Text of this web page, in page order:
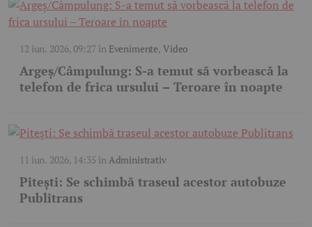
12 iun. 2026, 09:27în Evenimente,Video
Argeș/Câmpulung: S-a temut să vorbească la
telefon de frica ursului – Teroare în noapte
11 iun. 2026, 14:35 înAdministrativ
Pitești: Se schimbă traseul acestor autobuze
Publitrans